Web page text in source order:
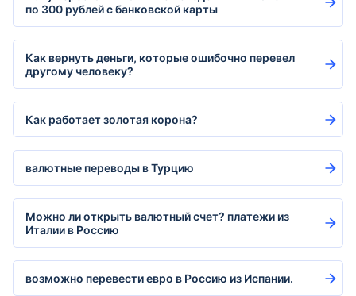
по 300 рублей с банковской карты
Как вернуть деньги, которые ошибочно перевел
другому человеку?
Как работает золотая корона?
валютные переводы в Турцию
Можно ли открыть валютный счет? платежи из
Италии в Россию
возможно перевести евро в Россию из Испании.